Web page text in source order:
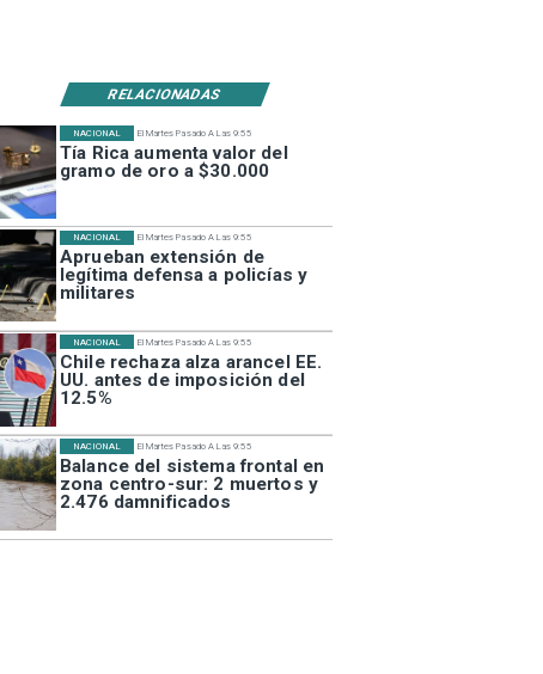
RELACIONADAS
El Martes Pasado A Las 9:55
Tía Rica aumenta valor del
gramo de oro a $30.000
NACIONAL
El Martes Pasado A Las 9:55
Aprueban extensión de
legítima defensa a policías y
militares
NACIONAL
El Martes Pasado A Las 9:55
Chile rechaza alza arancel EE.
UU. antes de imposición del
12.5%
NACIONAL
El Martes Pasado A Las 9:55
Balance del sistema frontal en
zona centro-sur: 2 muertos y
2.476 damnificados
NACIONAL